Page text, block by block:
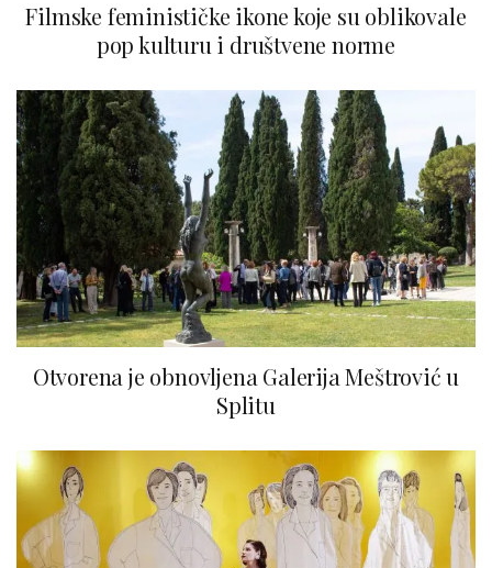
Filmske feminističke ikone koje su oblikovale
pop kulturu i društvene norme
Otvorena je obnovljena Galerija Meštrović u
Splitu